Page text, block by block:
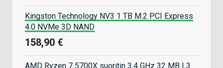
Kingston Technology NV3 1 TB M.2 PCI Express
4.0 NVMe 3D NAND
158,90 €
AMD Ryzen 7 5700X suoritin 3,4 GHz 32 MB L3